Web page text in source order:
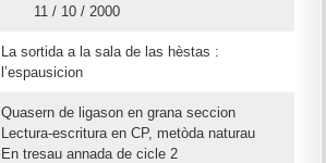
11 / 10 / 2000
La sortida a la sala de las hèstas :
l’espausicion
Quasern de ligason en grana seccion
Lectura-escritura en CP, metòda naturau
En tresau annada de cicle 2